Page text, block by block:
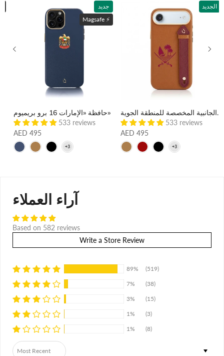
جديد
Magsafe ⚡️
حافظة «الإمارات 16 برو بريميوم»
533 reviews
AED 495
الجديد
حقيبة «قطر 17» ذات الأشرطة الجانبية المخصصة للمنطقة الجوية
533 reviews
AED 495
آراء العملاء
Based on 582 reviews
Write a Store Review
89%
(519)
7%
(38)
3%
(15)
1%
(3)
1%
(8)
Sort by